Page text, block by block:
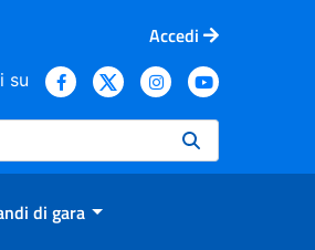
Accedi
su
di gara